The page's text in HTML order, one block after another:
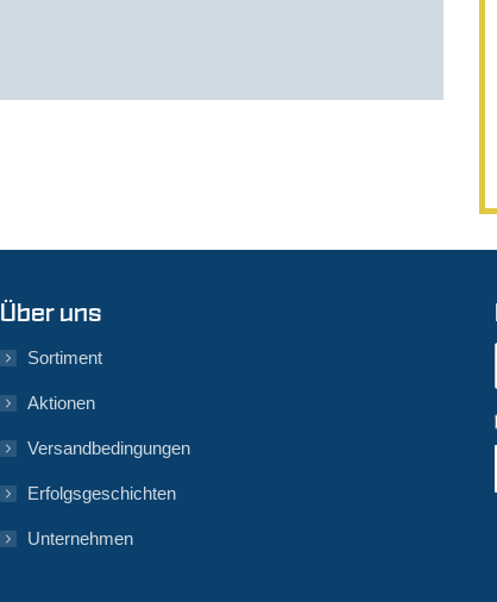
Über uns
Sortiment
Aktionen
Versandbedingungen
Erfolgsgeschichten
Unternehmen